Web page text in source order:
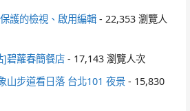
護的檢視、啟用編輯 - 22,353 瀏覽人
碧蘿春簡餐店 - 17,143 瀏覽人次
山步道看日落 台北101 夜景 - 15,830